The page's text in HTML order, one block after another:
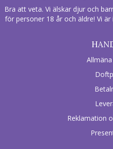
Bra att veta. Vi älskar djur och
för personer 18 år och äldre! Vi
Reklamation